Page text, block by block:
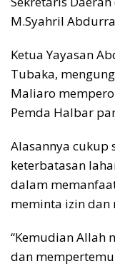
M.Syahril
Ketua Yayasan
Tubaka,
Maliaro
Pemda Halbar
Alasannya cukup
keterbatasan
dalam
meminta izin dan
“Kemudian Allah
dan